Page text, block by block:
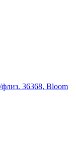
36368, Bloom